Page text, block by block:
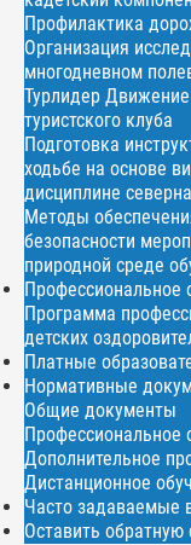
Профилактика
Организация
многодневном
Турлидер
туристского клуба
Подготовка
ходьбе на основе
дисциплине
Методы
безопасности
природной среде
Профессиональное
Программа
детских
Платные
Нормативные
Общие документы
Профессиональное
Дополнительное
Дистанционное
Часто задаваемые
Оставить обратную